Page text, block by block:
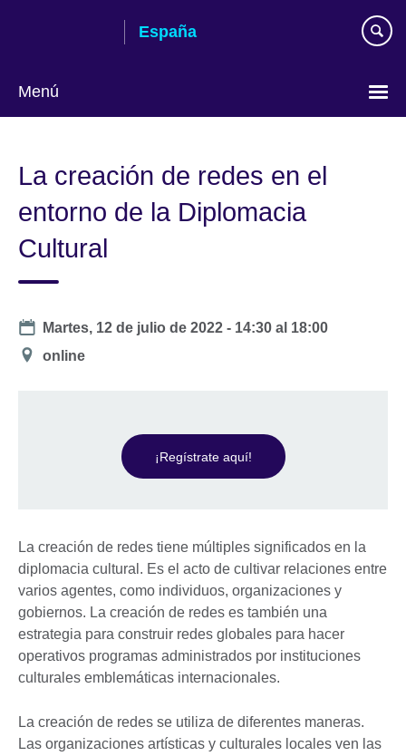
España
Menú
La creación de redes en el
entorno de la Diplomacia
Cultural
Date
Martes, 12 de julio de 2022 - 14:30 al 18:00
Ubicación
online
¡Regístrate aquí!
La creación de redes tiene múltiples significados en la
diplomacia cultural. Es el acto de cultivar relaciones entre
varios agentes, como individuos, organizaciones y
gobiernos. La creación de redes es también una
estrategia para construir redes globales para hacer
operativos programas administrados por instituciones
culturales emblemáticas internacionales.
La creación de redes se utiliza de diferentes maneras.
Las organizaciones artísticas y culturales locales ven las